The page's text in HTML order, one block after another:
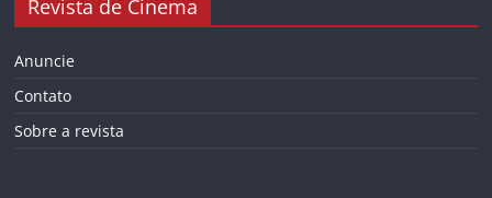
Revista de Cinema
Anuncie
Contato
Sobre a revista